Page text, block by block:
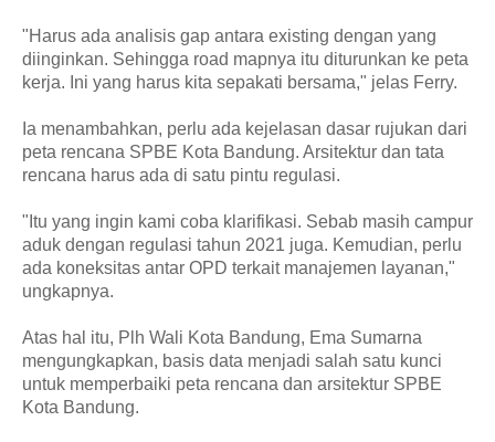
"Harus ada analisis gap antara existing dengan yang
diinginkan. Sehingga road mapnya itu diturunkan ke peta
kerja. Ini yang harus kita sepakati bersama," jelas Ferry.
Ia menambahkan, perlu ada kejelasan dasar rujukan dari
peta rencana SPBE Kota Bandung. Arsitektur dan tata
rencana harus ada di satu pintu regulasi.
"Itu yang ingin kami coba klarifikasi. Sebab masih campur
aduk dengan regulasi tahun 2021 juga. Kemudian, perlu
ada koneksitas antar OPD terkait manajemen layanan,"
ungkapnya.
Atas hal itu, Plh Wali Kota Bandung, Ema Sumarna
mengungkapkan, basis data menjadi salah satu kunci
untuk memperbaiki peta rencana dan arsitektur SPBE
Kota Bandung.